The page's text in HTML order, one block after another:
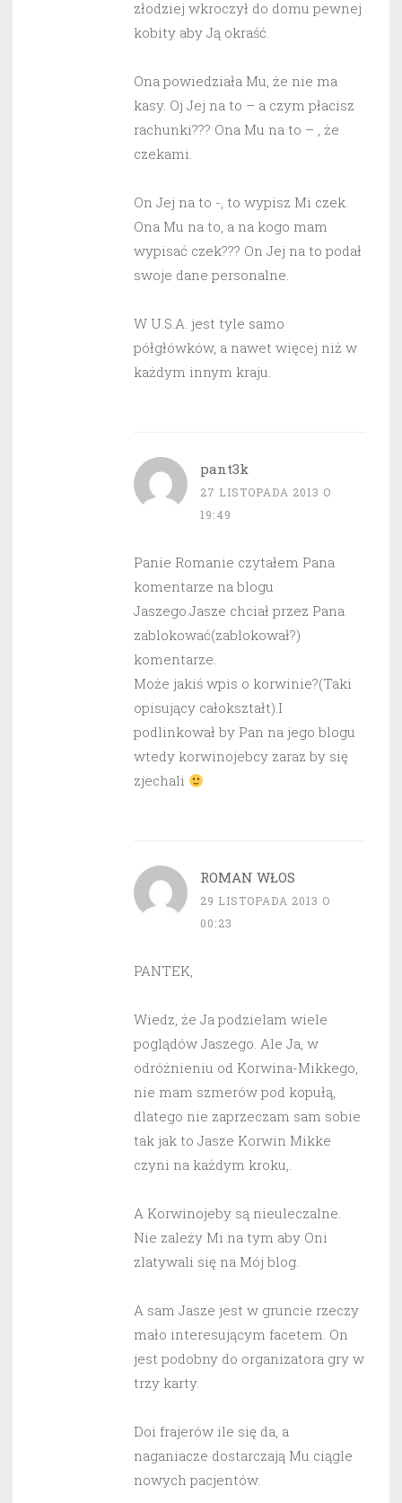
złodziej wkroczył do domu pewnej
kobity aby Ją okraść.
Ona powiedziała Mu, że nie ma
kasy. Oj Jej na to – a czym płacisz
rachunki??? Ona Mu na to – , że
czekami.
On Jej na to -, to wypisz Mi czek.
Ona Mu na to, a na kogo mam
wypisać czek??? On Jej na to podał
swoje dane personalne.
W U.S.A. jest tyle samo
półgłówków, a nawet więcej niż w
każdym innym kraju.
pant3k
27 LISTOPADA 2013 O
19:49
Panie Romanie czytałem Pana
komentarze na blogu
Jaszego.Jasze chciał przez Pana
zablokować(zablokował?)
komentarze.
Może jakiś wpis o korwinie?(Taki
opisujący całokształt).I
podlinkował by Pan na jego blogu
wtedy korwinojebcy zaraz by się
zjechali
ROMAN WŁOS
29 LISTOPADA 2013 O
00:23
PANTEK,
Wiedz, że Ja podzielam wiele
poglądów Jaszego. Ale Ja, w
odróżnieniu od Korwina-Mikkego,
nie mam szmerów pod kopułą,
dlatego nie zaprzeczam sam sobie
tak jak to Jasze Korwin Mikke
czyni na każdym kroku,.
A Korwinojeby są nieuleczalne.
Nie zależy Mi na tym aby Oni
zlatywali się na Mój blog.
A sam Jasze jest w gruncie rzeczy
mało interesującym facetem. On
jest podobny do organizatora gry w
trzy karty.
Doi frajerów ile się da, a
naganiacze dostarczają Mu ciągle
nowych pacjentów.